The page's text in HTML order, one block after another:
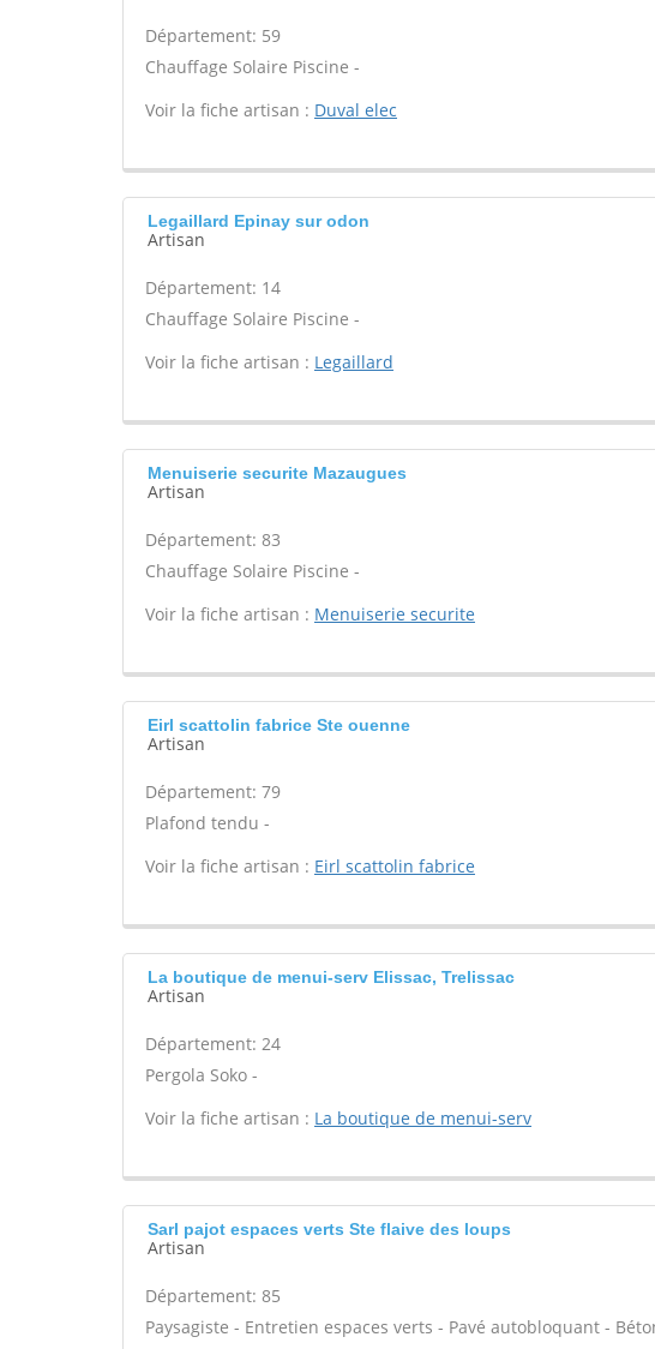
Département: 59
Chauffage Solaire Piscine -
Voir la fiche artisan : Duval elec
Legaillard Epinay sur odon
Artisan
Département: 14
Chauffage Solaire Piscine -
Voir la fiche artisan : Legaillard
Menuiserie securite Mazaugues
Artisan
Département: 83
Chauffage Solaire Piscine -
Voir la fiche artisan : Menuiserie securite
Eirl scattolin fabrice Ste ouenne
Artisan
Département: 79
Plafond tendu -
Voir la fiche artisan : Eirl scattolin fabrice
La boutique de menui-serv Elissac, Trelissac
Artisan
Département: 24
Pergola Soko -
Voir la fiche artisan : La boutique de menui-serv
Sarl pajot espaces verts Ste flaive des loups
Artisan
Département: 85
Paysagiste - Entretien espaces verts - Pavé autobloquant -